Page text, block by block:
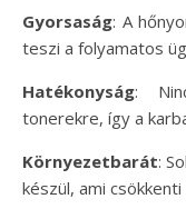
Gyorsaság: A
teszi a folyamatos
Hatékonyság:
tonerekre, így a
Környezetbarát:
készül, ami